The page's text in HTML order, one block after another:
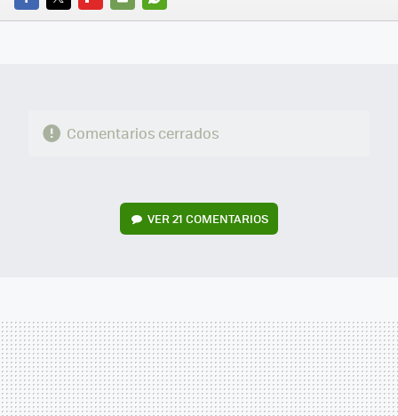
FACEBOOK
TWITTERFLIPBOARD
E-
WHATSAPP
Comentarios cerrados
VER21 COMENTARIOS